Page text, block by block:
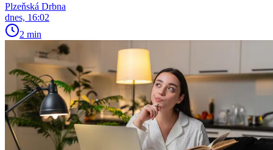
Plzeňská Drbna
dnes, 16:02
2 min